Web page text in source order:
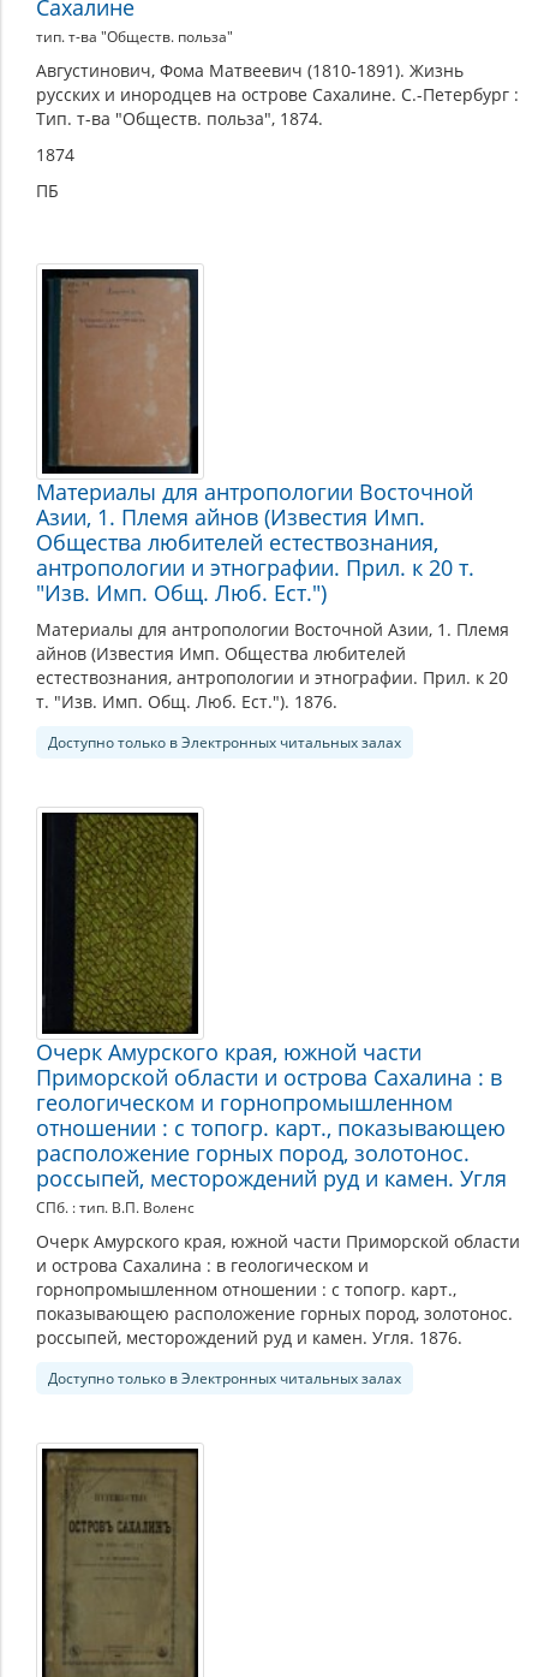
Сахалине
тип. т-ва "Обществ. польза"
Августинович, Фома Матвеевич (1810-1891). Жизнь
русских и инородцев на острове Сахалине. С.-Петербург :
Тип. т-ва "Обществ. польза", 1874.
1874
ПБ
Материалы для антропологии Восточной
Азии, 1. Племя айнов (Известия Имп.
Общества любителей естествознания,
антропологии и этнографии. Прил. к 20 т.
"Изв. Имп. Общ. Люб. Ест.")
Материалы для антропологии Восточной Азии, 1. Племя
айнов (Известия Имп. Общества любителей
естествознания, антропологии и этнографии. Прил. к 20
т. "Изв. Имп. Общ. Люб. Ест."). 1876.
Доступно только в Электронных читальных залах
Очерк Амурского края, южной части
Приморской области и острова Сахалина : в
геологическом и горнопромышленном
отношении : с топогр. карт., показывающею
расположение горных пород, золотонос.
россыпей, месторождений руд и камен. Угля
СПб. : тип. В.П. Воленс
Очерк Амурского края, южной части Приморской области
и острова Сахалина : в геологическом и
горнопромышленном отношении : с топогр. карт.,
показывающею расположение горных пород, золотонос.
россыпей, месторождений руд и камен. Угля. 1876.
Доступно только в Электронных читальных залах